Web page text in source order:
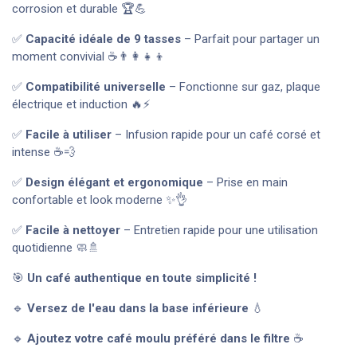
corrosion et durable 🏆💪
✅ Capacité idéale de 9 tasses – Parfait pour partager un
moment convivial ☕👨‍👩‍👧‍👦
✅ Compatibilité universelle – Fonctionne sur gaz, plaque
électrique et induction 🔥⚡
✅ Facile à utiliser – Infusion rapide pour un café corsé et
intense ☕💨
✅ Design élégant et ergonomique – Prise en main
confortable et look moderne ✨👌
✅ Facile à nettoyer – Entretien rapide pour une utilisation
quotidienne 🧼🚿
🎯 Un café authentique en toute simplicité !
🔹 Versez de l'eau dans la base inférieure 💧
🔹 Ajoutez votre café moulu préféré dans le filtre ☕